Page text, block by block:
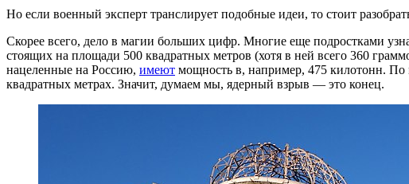
Но если военный эксперт транслирует подобные идеи, то стоит
Скорее всего, дело в магии больших цифр. Многие еще подростками
стоящих на площади 500 квадратных метров (хотя в ней всего 360
нацеленные на Россию, имеют мощность в, например, 475 килотонн.
квадратных метрах. Значит, думаем мы, ядерный взрыв — это конец.